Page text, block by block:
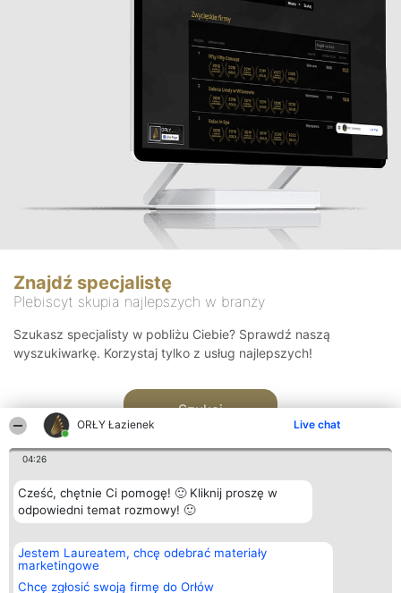
ORŁY Łazienek Live chat
04:26
Cześć, chętnie Ci pomogę! 🙂 Kliknij proszę w
odpowiedni temat rozmowy! 🙂
Jestem Laureatem, chcę odebrać materiały
marketingowe
Chcę zgłosić swoją firmę do Orłów
Znajdź specjalistę
Plebiscyt skupia najlepszych w branży
Szukasz specjalisty w pobliżu Ciebie? Sprawdź naszą
wyszukiwarkę. Korzystaj tylko z usług najlepszych!
Szukaj
Organizator plebiscytu
Bright Side Solutions sp. z o.
o. sp. k.
ul. Ruska 22
Plebiscyt
Laureaci
wszystkich
Kontakt
Kontakt